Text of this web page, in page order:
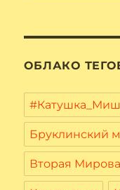
ОБЛАКО
Бруклинский
Вторая